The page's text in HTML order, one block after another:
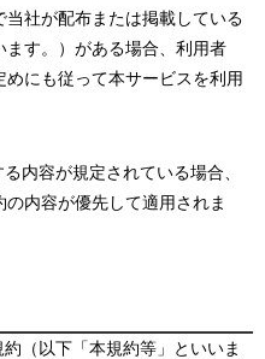
社が配布または掲載している
す。）がある場合、利用者
にも従って本サービスを利用
内容が規定されている場合、
内容が優先して適用されま
（以下「本規約等」といいま